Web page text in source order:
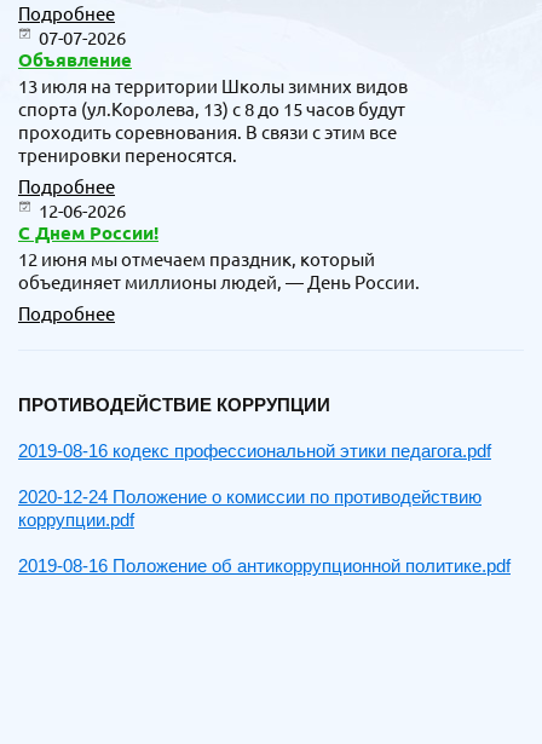
Подробнее
07-07-2026
Объявление
13 июля на территории Школы зимних видов
спорта (ул.Королева, 13) с 8 до 15 часов будут
проходить соревнования. В связи с этим все
тренировки переносятся.
Подробнее
12-06-2026
С Днем России!
12 июня мы отмечаем праздник, который
объединяет миллионы людей, — День России.
Подробнее
ПРОТИВОДЕЙСТВИЕ КОРРУПЦИИ
2019-08-16 кодекс профессиональной этики педагога.pdf
2020-12-24 Положение о комиссии по противодействию
коррупции.pdf
2019-08-16 Положение об антикоррупционной политике.pdf